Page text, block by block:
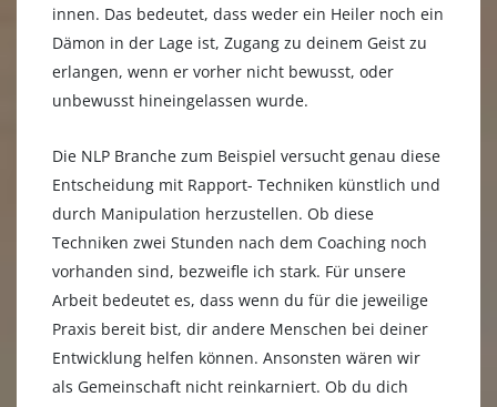
innen. Das bedeutet, dass weder ein Heiler noch ein
Dämon in der Lage ist, Zugang zu deinem Geist zu
erlangen, wenn er vorher nicht bewusst, oder
unbewusst hineingelassen wurde.
Die NLP Branche zum Beispiel versucht genau diese
Entscheidung mit Rapport- Techniken künstlich und
durch Manipulation herzustellen. Ob diese
Techniken zwei Stunden nach dem Coaching noch
vorhanden sind, bezweifle ich stark. Für unsere
Arbeit bedeutet es, dass wenn du für die jeweilige
Praxis bereit bist, dir andere Menschen bei deiner
Entwicklung helfen können. Ansonsten wären wir
als Gemeinschaft nicht reinkarniert. Ob du dich